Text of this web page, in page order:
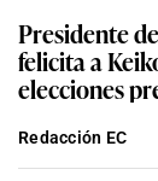
Presidente
felicita a
elecciones
Redacción EC